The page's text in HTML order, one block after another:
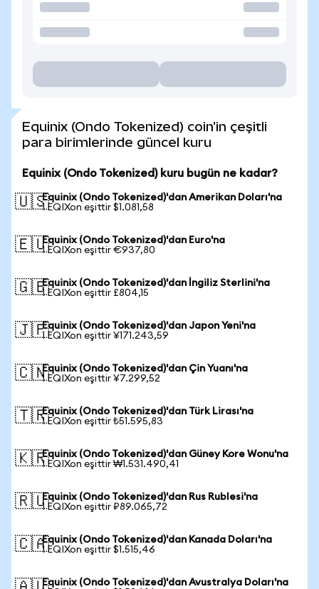
Equinix (Ondo Tokenized) coin'in çeşitli
para birimlerinde güncel kuru
Equinix (Ondo Tokenized) kuru bugün ne kadar?
🇺🇸Equinix (Ondo Tokenized)'dan Amerikan Doları'na
1 EQIXon eşittir $1.081,58
🇪🇺Equinix (Ondo Tokenized)'dan Euro'na
1 EQIXon eşittir €937,80
🇬🇧Equinix (Ondo Tokenized)'dan İngiliz Sterlini'na
1 EQIXon eşittir £804,15
🇯🇵Equinix (Ondo Tokenized)'dan Japon Yeni'na
1 EQIXon eşittir ¥171.243,59
🇨🇳Equinix (Ondo Tokenized)'dan Çin Yuanı'na
1 EQIXon eşittir ¥7.299,52
🇹🇷Equinix (Ondo Tokenized)'dan Türk Lirası'na
1 EQIXon eşittir ₺51.595,83
🇰🇷Equinix (Ondo Tokenized)'dan Güney Kore Wonu'na
1 EQIXon eşittir ₩1.531.490,41
🇷🇺Equinix (Ondo Tokenized)'dan Rus Rublesi'na
1 EQIXon eşittir ₽89.065,72
🇨🇦Equinix (Ondo Tokenized)'dan Kanada Doları'na
1 EQIXon eşittir $1.515,46
Equinix (Ondo Tokenized)'dan Avustralya Doları'na